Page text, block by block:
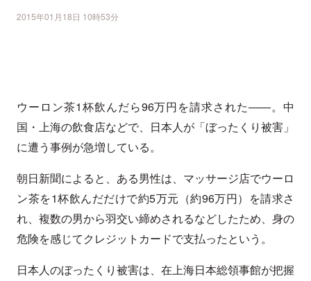
2015年01月18日 10時53分
ウーロン茶1杯飲んだら96万円を請求された――。中
国・上海の飲食店などで、日本人が「ぼったくり被害」
に遭う事例が急増している。
朝日新聞によると、ある男性は、マッサージ店でウーロ
ン茶を1杯飲んだだけで約5万元（約96万円）を請求さ
れ、複数の男から羽交い締めされるなどしたため、身の
危険を感じてクレジットカードで支払ったという。
日本人のぼったくり被害は、在上海日本総領事館が把握